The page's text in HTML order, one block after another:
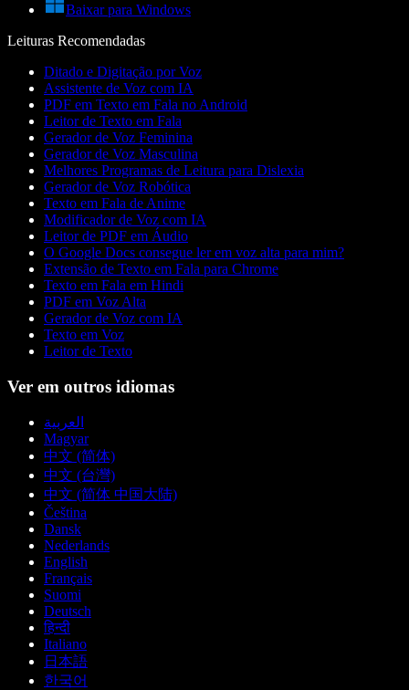
Baixar para Windows
Leituras Recomendadas
Ditado e Digitação por Voz
Assistente de Voz com IA
PDF em Texto em Fala no Android
Leitor de Texto em Fala
Gerador de Voz Feminina
Gerador de Voz Masculina
Melhores Programas de Leitura para Dislexia
Gerador de Voz Robótica
Texto em Fala de Anime
Modificador de Voz com IA
Leitor de PDF em Áudio
O Google Docs consegue ler em voz alta para mim?
Extensão de Texto em Fala para Chrome
Texto em Fala em Hindi
PDF em Voz Alta
Gerador de Voz com IA
Texto em Voz
Leitor de Texto
Ver em outros idiomas
العربية
Magyar
中文 (简体)
中文 (台灣)
中文 (简体 中国大陆)
Čeština
Dansk
Nederlands
English
Français
Suomi
Deutsch
हिन्दी
Italiano
日本語
한국어